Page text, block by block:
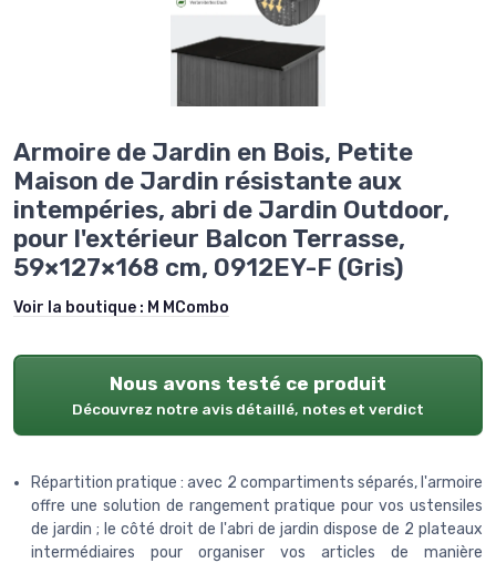
Armoire de Jardin en Bois, Petite
Maison de Jardin résistante aux
intempéries, abri de Jardin Outdoor,
pour l'extérieur Balcon Terrasse,
59×127×168 cm, 0912EY-F (Gris)
Voir la boutique : M MCombo
Nous avons testé ce produit
Découvrez notre avis détaillé, notes et verdict
Répartition pratique : avec 2 compartiments séparés, l'armoire
offre une solution de rangement pratique pour vos ustensiles
de jardin ; le côté droit de l'abri de jardin dispose de 2 plateaux
intermédiaires pour organiser vos articles de manière